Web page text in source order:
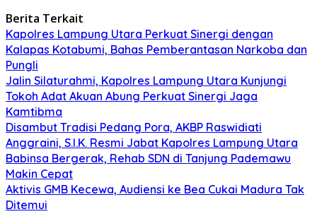
Berita Terkait
Kapolres Lampung Utara Perkuat Sinergi dengan
Kalapas Kotabumi, Bahas Pemberantasan Narkoba dan
Pungli
Jalin Silaturahmi, Kapolres Lampung Utara Kunjungi
Tokoh Adat Akuan Abung Perkuat Sinergi Jaga
Kamtibma
Disambut Tradisi Pedang Pora, AKBP Raswidiati
Anggraini, S.I.K. Resmi Jabat Kapolres Lampung Utara
Babinsa Bergerak, Rehab SDN di Tanjung Pademawu
Makin Cepat
Aktivis GMB Kecewa, Audiensi ke Bea Cukai Madura Tak
Ditemui